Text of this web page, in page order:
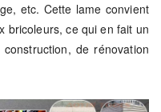
etc. Cette lame convient
bricoleurs, ce qui en fait un
de rénovation